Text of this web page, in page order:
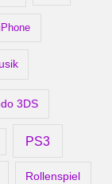
3DS
PS3
Rollenspiel